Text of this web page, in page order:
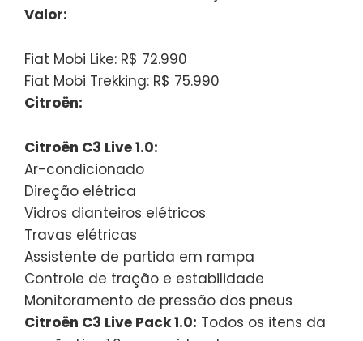
Valor:
Fiat Mobi Like: R$ 72.990
Fiat Mobi Trekking: R$ 75.990
Citroën:
Citroën C3 Live 1.0:
Ar-condicionado
Direção elétrica
Vidros dianteiros elétricos
Travas elétricas
Assistente de partida em rampa
Controle de tração e estabilidade
Monitoramento de pressão dos pneus
Citroën C3 Live Pack 1.0: Todos os itens da